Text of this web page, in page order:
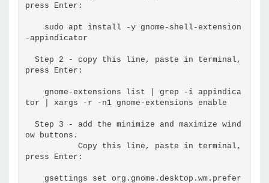
press Enter:
sudo apt install -y gnome-shell-extension
-appindicator
Step 2 - copy this line, paste in terminal,
press Enter:
gnome-extensions list | grep -i appindica
tor | xargs -r -n1 gnome-extensions enable
Step 3 - add the minimize and maximize wind
ow buttons.
Copy this line, paste in terminal,
press Enter:
gsettings set org.gnome.desktop.wm.prefer